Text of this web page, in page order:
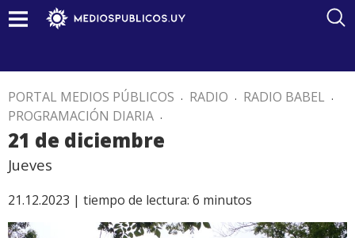
PORTAL MEDIOS PÚBLICOS . RADIO . RADIO BABEL .
PROGRAMACIÓN DIARIA .
21 de diciembre
Jueves
21.12.2023 | tiempo de lectura: 6 minutos